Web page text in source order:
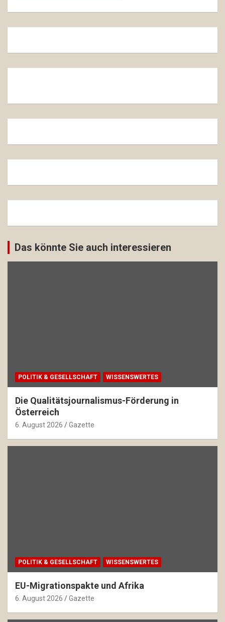
Das könnte Sie auch interessieren
POLITIK & GESELLSCHAFT WISSENSWERTES
Die Qualitätsjournalismus-Förderung in
Österreich
6. August 2026 Gazette
POLITIK & GESELLSCHAFT WISSENSWERTES
EU-Migrationspakte und Afrika
6. August 2026 Gazette